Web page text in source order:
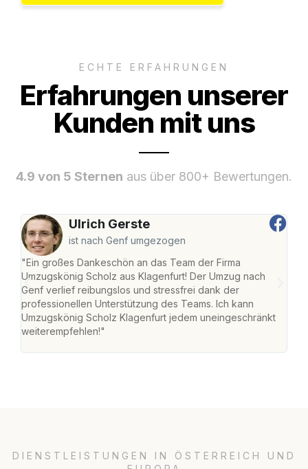
ECHTE ERFAHRUNGEN
Erfahrungen unserer
Kunden mit uns
4.9 von 5 Sternen aus über 800+ Bewertungen.
Ulrich Gerste
ist nach Genf umgezogen
"Ein großes Dankeschön an das Team der Firma
Umzugskönig Scholz aus Klagenfurt! Der Umzug nach
Genf verlief reibungslos und stressfrei dank der
professionellen Unterstützung des Teams. Ich kann
Umzugskönig Scholz Klagenfurt jedem uneingeschränkt
weiterempfehlen!"
DIENSTLEISTUNGEN IN ÖSTERREICH UND